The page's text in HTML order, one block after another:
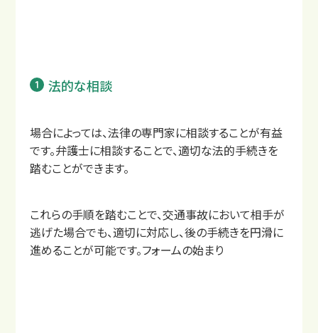
法的な相談
場合によっては、法律の専門家に相談することが有益
です。弁護士に相談することで、適切な法的手続きを
踏むことができます。
これらの手順を踏むことで、交通事故において相手が
逃げた場合でも、適切に対応し、後の手続きを円滑に
進めることが可能です。フォームの始まり